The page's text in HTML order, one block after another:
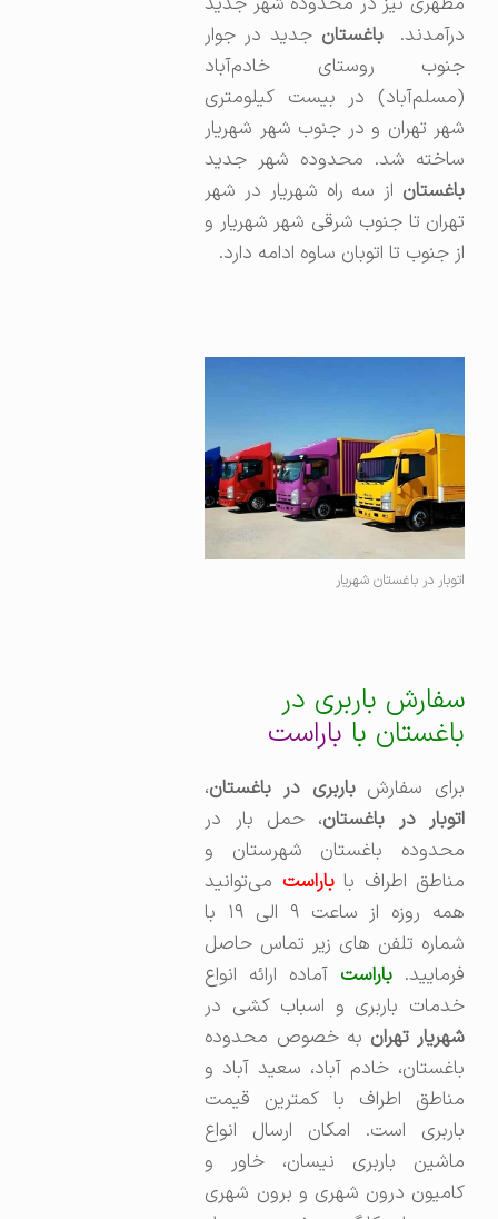
درآمدند.باغستانجدید در جوار
جنوب روستای خادم‌آباد
(مسلم‌آباد) در بیست كیلومتری
شهر تهران و در جنوب شهر شهریار
ساخته‌ شد. محدوده شهر جدید
باغستاناز سه راه شهریار در شهر
تهران تا جنوب شرقی شهر شهریار و
از جنوب تا اتوبان ساوه ادامه دارد.
اتوبار در باغستان شهریار
سفارش باربری در
باغستان با باراست
برای سفارشباربری در باغستان،‌
اتوبار در باغستان، حمل بار در
محدوده باغستان شهرستان و
مناطق اطراف باباراستمی‌توانید
همه روزه از ساعت ۹ الی ۱۹ با
شماره تلفن های زیر تماس حاصل
فرمایید.باراستآماده ارائه انواع
خدمات باربری و اسباب کشی در
شهریار تهرانبه خصوص محدوده
باغستان، خادم آباد، سعید آباد و
مناطق اطراف با کمترین قیمت
باربری است. امکان ارسال انواع
ماشین باربری نیسان، خاور و
کامیون درون شهری و برون شهری